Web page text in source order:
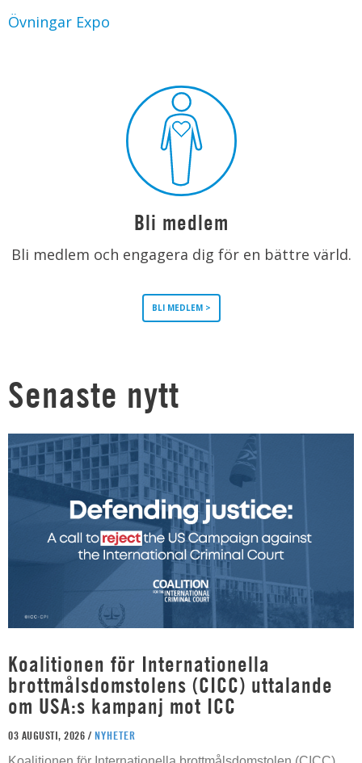
Övningar Expo
Bli medlem
Bli medlem och engagera dig för en bättre värld.
BLI MEDLEM >
Senaste nytt
Koalitionen för Internationella
brottmålsdomstolens (CICC) uttalande
om USA:s kampanj mot ICC
03 AUGUSTI, 2026 / NYHETER